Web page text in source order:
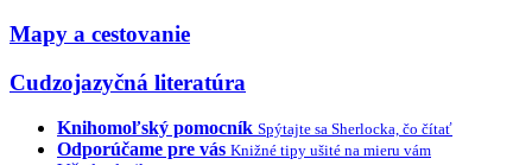
Mapy a cestovanie
Cudzojazyčná literatúra
Knihomoľský pomocník Spýtajte sa Sherlocka, čo čítať
Odporúčame pre vás Knižné tipy ušité na mieru vám